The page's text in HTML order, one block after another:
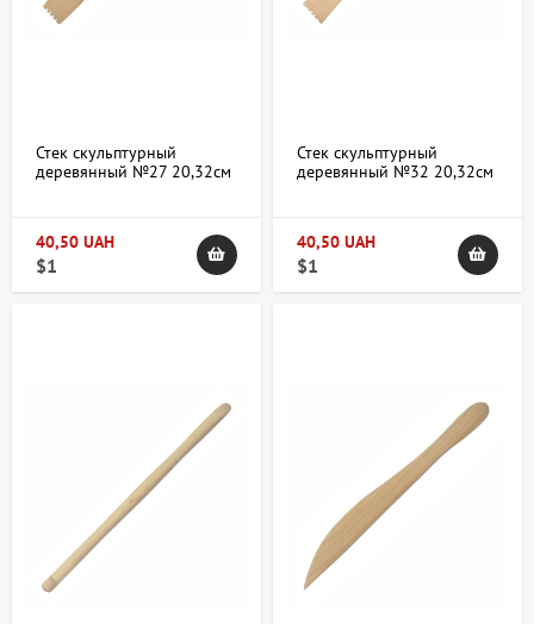
Стек скульптурный
деревянный №27 20,32см
40,50 UAH
$1
Стек скульптурный
деревянный №32 20,32см
40,50 UAH
$1